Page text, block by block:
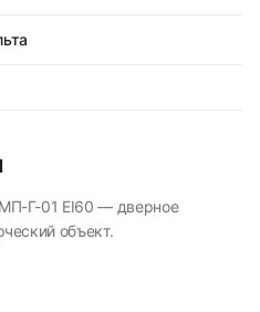
Г-01 EI60 — дверное
объект.